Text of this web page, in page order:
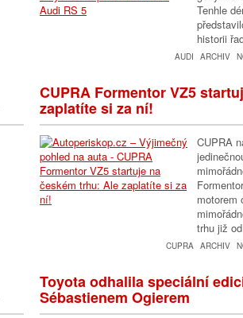
Tenhle
historii
AUDI ARCHIV
CUPRA Formentor VZ5
zaplatíte si za ní!
CUPRA
motorem
trhu již od
CUPRA ARCHIV
Toyota odhalila speciální
Sébastienem Ogierem